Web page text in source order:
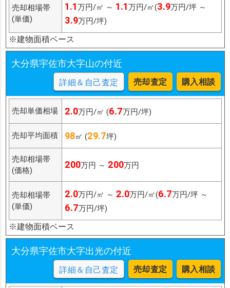
売却相場帯
(単価)
1.1万円/㎡ ～ 1.1万円/㎡(3.9万円/坪 ～
3.9万円/坪)
※建物面積ベース
大分県宇佐市大字山の付近
詳細＆自己査定 売却査定 購入相談
売却単価相場 2.0万円/㎡ (6.7万円/坪)
売却平均面積 98㎡ (29.7坪)
売却相場帯
(価格)
200万円 ～ 200万円
売却相場帯
(単価)
2.0万円/㎡ ～ 2.0万円/㎡(6.7万円/坪 ～
6.7万円/坪)
※建物面積ベース
大分県宇佐市大字出光の付近
詳細＆自己査定 売却査定 購入相談